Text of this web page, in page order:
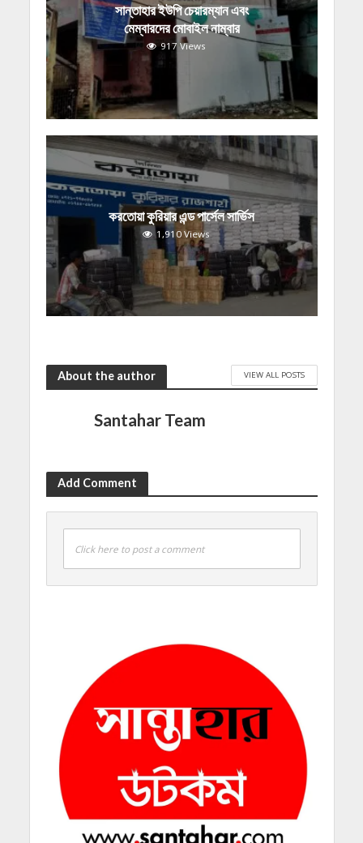
সান্তাহার ইউপি চেয়ারম্যান এবং
মেম্বারদের মোবাইল নাম্বার
917 Views
করতোয়া কুরিয়ার এন্ড পার্সেল সার্ভিস
1,910 Views
About the author VIEW ALL POSTS
Santahar Team
Add Comment
Click here to post a comment